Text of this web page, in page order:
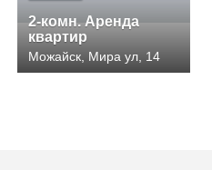
2-комн. Аренда
квартир
Можайск, Мира ул, 14